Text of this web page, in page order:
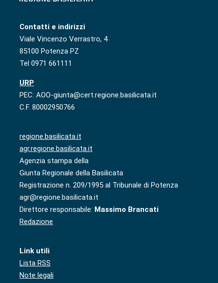
Contatti e indirizzi
Viale Vincenzo Verrastro, 4
85100 Potenza PZ
Tel 0971 661111
URP
PEC: AOO-giunta@cert.regione.basilicata.it
C.F. 80002950766
regione.basilicata.it
agr.regione.basilicata.it
Agenzia stampa della
Giunta Regionale della Basilicata
Registrazione n. 209/1995 al Tribunale di Potenza
agr@regione.basilicata.it
Direttore responsabile: Massimo Brancati
Redazione
Link utili
Lista RSS
Note legali